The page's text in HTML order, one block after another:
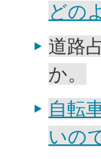
どの
道路
か。
自転
いの